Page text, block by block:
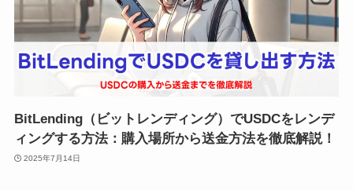
BitLending（ビットレンディング）でUSDCをレンデ
ィングする方法：購入場所から送金方法を徹底解説！
2025年7月14日